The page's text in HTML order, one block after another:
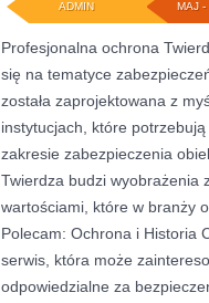
MAJ -
ADMIN
Profesjonalna ochrona
się na tematyce
została zaprojektowana z
instytucjach, które
zakresie zabezpieczenia
Twierdza budzi wyobrażenia
wartościami, które w branży
Polecam: Ochrona i Historia
serwis, która może
odpowiedzialne za